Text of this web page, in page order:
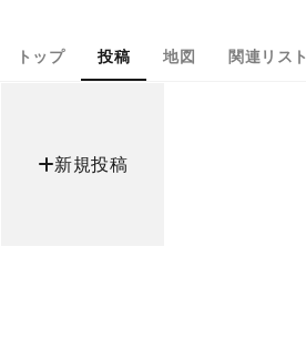
トップ 投稿 地図 関連リスト
新規投稿